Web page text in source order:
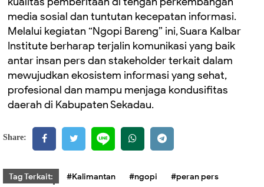
media sosial dan tuntutan kecepatan informasi.
Melalui kegiatan “Ngopi Bareng” ini, Suara Kalbar
Institute berharap terjalin komunikasi yang baik
antar insan pers dan stakeholder terkait dalam
mewujudkan ekosistem informasi yang sehat,
profesional dan mampu menjaga kondusifitas
daerah di Kabupaten Sekadau.
Share:
Tag Terkait: #Kalimantan #ngopi
#peran pers